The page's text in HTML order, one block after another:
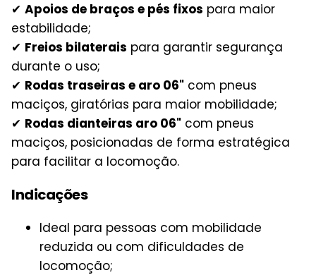
✔ Apoios de braços e pés fixos para maior
estabilidade;
✔ Freios bilaterais para garantir segurança
durante o uso;
✔ Rodas traseiras e aro 06" com pneus
maciços, giratórias para maior mobilidade;
✔ Rodas dianteiras aro 06" com pneus
maciços, posicionadas de forma estratégica
para facilitar a locomoção.
Indicações
Ideal para pessoas com mobilidade
reduzida ou com dificuldades de
locomoção;